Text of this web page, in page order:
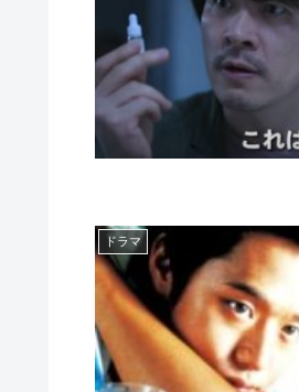
ドラマ